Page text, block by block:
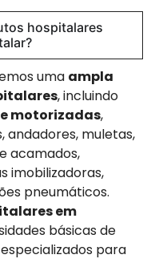
hospitalares
uma ampla
, incluindo
motorizadas,
andadores, muletas,
acamados,
imobilizadoras,
pneumáticos.
em
básicas de
para